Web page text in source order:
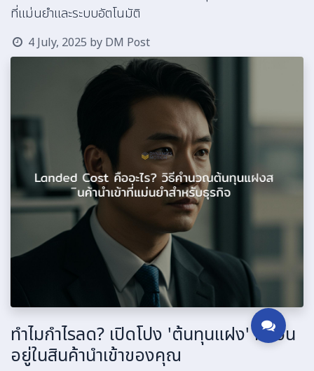
ที่แม่นยำและระบบอัตโนมัติ
4 July, 2025 by DM Post
ทำไมกำไรลด? เปิดโปง 'ต้นทุนแฝง' ที่ซ่อน
อยู่ในสินค้านำเข้าของคุณ